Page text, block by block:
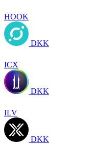
HOOK
DKK
ICX
DKK
ILV
DKK